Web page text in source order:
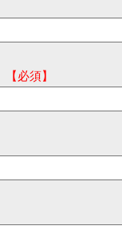
【必須】